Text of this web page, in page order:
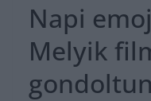
Napi
Melyik